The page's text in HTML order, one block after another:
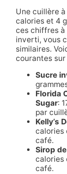
Une cuillère
calories et 4
ces chiffres à
inverti, vous
similaires.
courantes sur
Sucre
Florida
Sugar:
par
Kelly’s
calories
café.
Sirop
calories
café.